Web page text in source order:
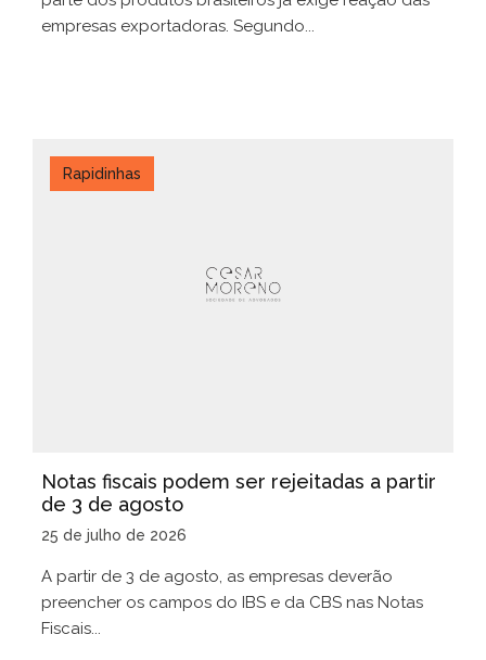
empresas exportadoras. Segundo...
Rapidinhas
Notas fiscais podem ser rejeitadas a partir
de 3 de agosto
25 de julho de 2026
A partir de 3 de agosto, as empresas deverão
preencher os campos do IBS e da CBS nas Notas
Fiscais...